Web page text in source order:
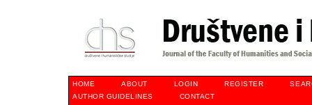
HOME ABOUT LOGIN REGISTER
AUTHOR GUIDELINES
CONTACT